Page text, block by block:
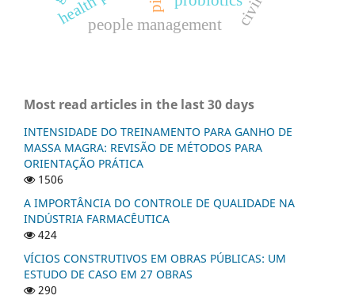
people management
Most read articles in the last 30 days
INTENSIDADE DO TREINAMENTO PARA GANHO DE
MASSA MAGRA: REVISÃO DE MÉTODOS PARA
ORIENTAÇÃO PRÁTICA
1506
A IMPORTÂNCIA DO CONTROLE DE QUALIDADE NA
INDÚSTRIA FARMACÊUTICA
424
VÍCIOS CONSTRUTIVOS EM OBRAS PÚBLICAS: UM
ESTUDO DE CASO EM 27 OBRAS
290